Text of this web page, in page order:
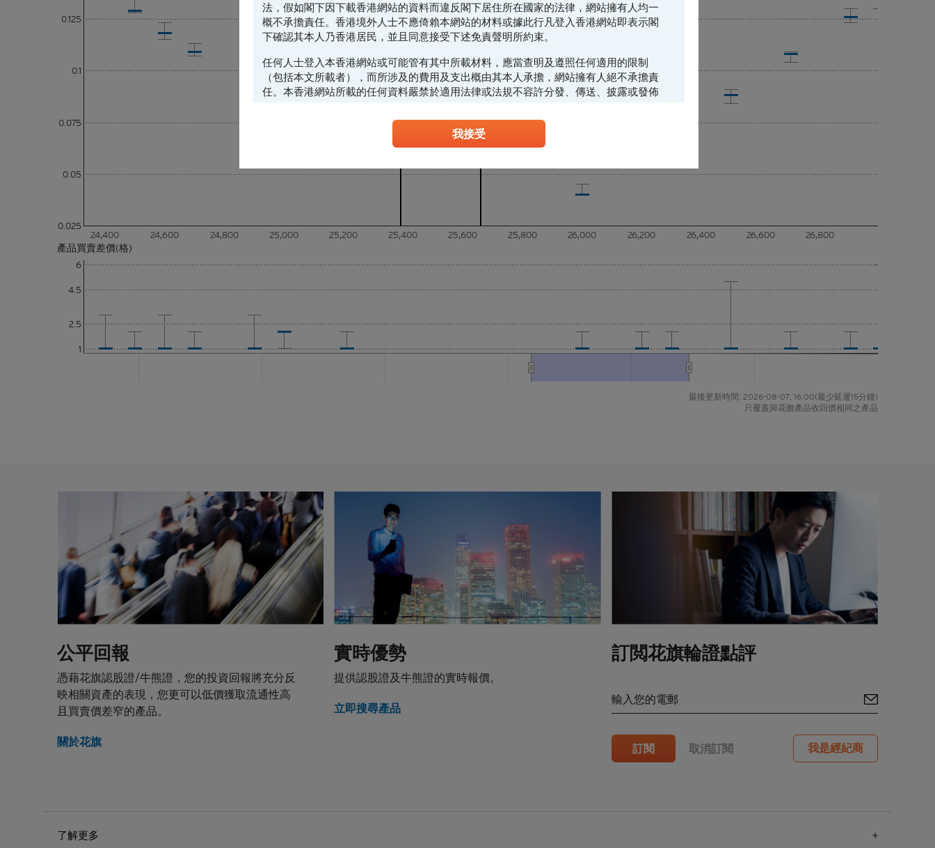
法，假如閣下因下載香港網站的資料而違反閣下居住所在國家的法律，網站擁有人均一
概不承擔責任。香港境外人士不應倚賴本網站的材料或據此行凡登入香港網站即表示閣
下確認其本人乃香港居民，並且同意接受下述免責聲明所約束。
任何人士登入本香港網站或可能管有其中所載材料，應當查明及遵照任何適用的限制
（包括本文所載者），而所涉及的費用及支出概由其本人承擔，網站擁有人絕不承擔責
任。本香港網站所載的任何資料嚴禁於適用法律或法規不容許分發、傳送、披露或發佈
料不得帶進或傳送到美國或直接或間接在美國或向任何美籍人士（定義見1933年美國
《證券法》S規例）傳閱。為遵守適用的法律及法規，本香港網站的內容僅為香港居民而
設， 閣下不應在香港境外登入、瀏覽本香港網站及/或下載當中任何內容。
並非邀約/意見/建議
一部分的）要約、邀請、招攬、誘因、意見或建議。材料並不構成購買或出售結構性產
並無核證
材料的依據乃來自網站擁有人認為可靠的公開資料來源，然而，網站擁有人並無對材料
進行核實，因此，該等材料未必完整或準確。材料所載的見解、估計及其他資料可予更
改或撤回而不另行通知，網站擁有人並無責任對材料進行更新或補充。網站擁有人及/或
判定的假設及參數為依據。所採用的假設及參數絕非唯一可經合理挑選所得的選擇，因
此，並不保證有關的引述、披露或分析為準確、合理或完整，亦不表示或確保任何指示
性回報或表現會在將來實現。有關資料僅供參考之用，並不構成網站擁有人的投資意
見。
結構性產品的風險因素
結構性產品並無抵押品，如發行人無力償債或違約，閣下可能無法收回部份或甚至全部
應收款項
。如閣下投資結構性產品，所依賴的是發行人的信譽。結構性產品的價格可急
升或急跌，投資者或會蒙受全盤損失。結構性產品於二級市場的流通性亦是無法預測
載的任何見解、預測或估計構成資料登載當日的判斷，不能保證日後的業績或事件會與
當中的任何見解、預測或估計一致。 閣下應當慎防實際業績可能會與任何前瞻性陳述所
載者有重大差異。過往表現並非日後業績的指標。
可贖回牛熊證（「牛熊證」）設有強制贖回機制。在遵守基本上市文件（包括其任何增
回價/贖回水平時，牛熊證將自動終止。在該情況下，閣下將不會收到任何現金付款（如
我接受
25,000 26,000
24,400 24,600 24,800 25,200 25,400 25,600 25,800 26,200 26,400 26,600 26,800
0.025
0.05
0.075
0.1
0.125
1
2.5
4.5
6
產品買賣差價(格)
最後更新時間: 2026-08-07, 16:00(最少延遲15分鐘)
只覆蓋與花旗產品收回價相同之產品
公平回報
憑藉花旗認股證/牛熊證，您的投資回報將充分反
映相關資產的表現，您更可以低價獲取流通性高
且買賣價差窄的產品。
關於花旗
實時優勢
提供認股證及牛熊證的實時報價。
立即搜尋產品
訂閲花旗輪證點評
輸入您的電郵
訂閱 取消訂閱 我是經紀商
了解更多